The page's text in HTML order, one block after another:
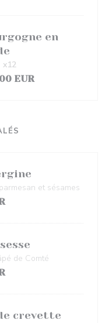
en
EUR
x12
et sésames
de Comté
crevette